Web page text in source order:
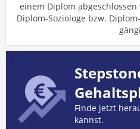
einem Diplom
Diplom-Soziologe bzw.
Finde jetzt
kannst.